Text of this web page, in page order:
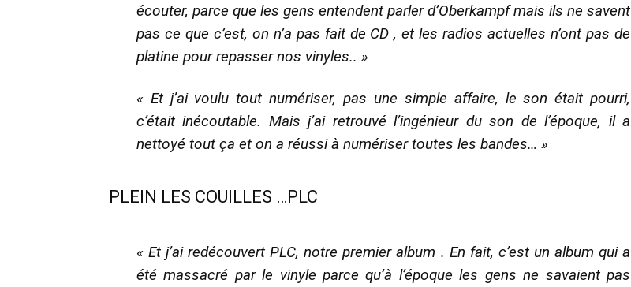
écouter, parce que les gens entendent parler d’Oberkampf mais ils ne savent
pas ce que c’est, on n’a pas fait de CD , et les radios actuelles n’ont pas de
platine pour repasser nos vinyles.. »
« Et j’ai voulu tout numériser, pas une simple affaire, le son était pourri,
c’était inécoutable. Mais j’ai retrouvé l’ingénieur du son de l’époque, il a
nettoyé tout ça et on a réussi à numériser toutes les bandes… »
PLEIN LES COUILLES …PLC
« Et j’ai redécouvert PLC, notre premier album . En fait, c’est un album qui a
été massacré par le vinyle parce qu’à l’époque les gens ne savaient pas